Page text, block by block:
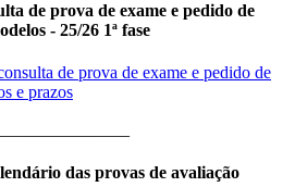
de prova de exame e pedido de
- 25/26 1ª fase
de prova de exame e pedido de
e prazos
das provas de avaliação